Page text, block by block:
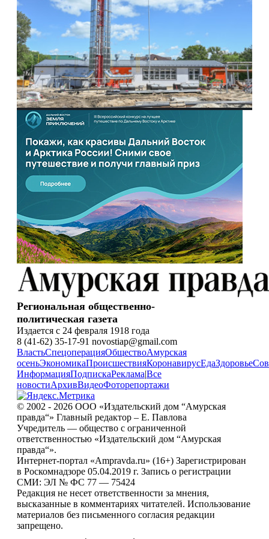
Региональная общественно-
политическая газета
Издается с 24 февраля 1918 года
8 (41-62) 35-17-91 novostiap@gmail.com
ВластьСпецоперацияОбществоАмурская
осеньЭкономикаПроисшествияКоронавирусЕдаЗдоровье
ИнформацияПодпискаРеклама|Все
новостиАрхивВидеоФоторепортажи
© 2002 - 2026 ООО «Издательский дом “Амурская
правда“» Главный редактор – Е. Павлова
Учредитель — общество с ограниченной
ответственностью «Издательский дом “Амурская
правда“».
Интернет-портал «Ampravda.ru» (16+) Зарегистрирован
в Роскомнадзоре 05.04.2019 г. Запись о регистрации
СМИ: ЭЛ № ФС 77 — 75424
Редакция не несет ответственности за мнения,
высказанные в комментариях читателей. Использование
материалов без письменного согласия редакции
запрещено.